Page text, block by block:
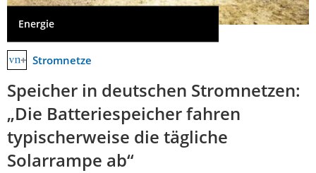
Energie
Stromnetze
Speicher in deutschen Stromnetzen:
„Die Batteriespeicher fahren
typischerweise die tägliche
Solarrampe ab“